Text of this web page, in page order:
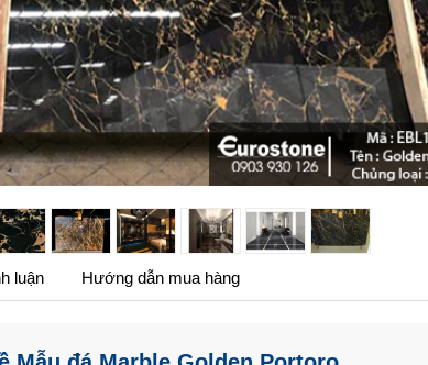
luận Hướng dẫn mua hàng